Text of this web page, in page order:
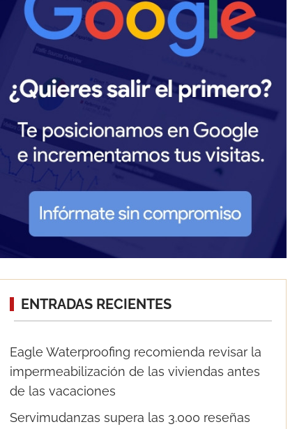
ENTRADAS RECIENTES
Eagle Waterproofing recomienda revisar la
impermeabilización de las viviendas antes
de las vacaciones
Servimudanzas supera las 3.000 reseñas